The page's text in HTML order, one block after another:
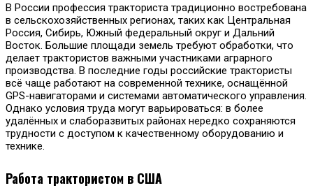
В России профессия тракториста традиционно востребована
в сельскохозяйственных регионах, таких как Центральная
Россия, Сибирь, Южный федеральный округ и Дальний
Восток. Большие площади земель требуют обработки, что
делает трактористов важными участниками аграрного
производства. В последние годы российские трактористы
всё чаще работают на современной технике, оснащённой
GPS-навигаторами и системами автоматического управления.
Однако условия труда могут варьироваться: в более
удалённых и слаборазвитых районах нередко сохраняются
трудности с доступом к качественному оборудованию и
технике.
Работа трактористом в США